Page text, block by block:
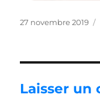
Publié
27 novembre 2019
Laisser un